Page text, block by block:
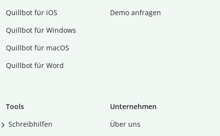
Quillbot für iOS
Quillbot für Windows
Quillbot für macOS
Quillbot für Word
Demo anfragen
Tools
Schreibhilfen
Unternehmen
Über uns